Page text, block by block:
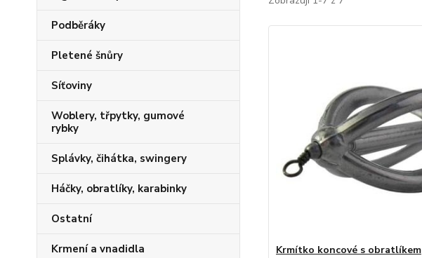
Podběráky
Pletené šnůry
Síťoviny
Woblery, třpytky, gumové
rybky
Splávky, čihátka, swingery
Háčky, obratlíky, karabinky
Ostatní
Krmení a vnadidla Krmítko koncové s obratlíkem